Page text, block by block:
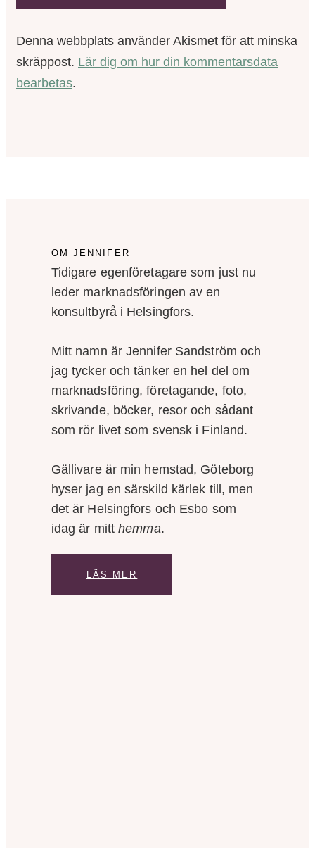
Denna webbplats använder Akismet för att minska
skräppost. Lär dig om hur din kommentarsdata
bearbetas.
OM JENNIFER
Tidigare egenföretagare som just nu
leder marknadsföringen av en
konsultbyrå i Helsingfors.
Mitt namn är Jennifer Sandström och
jag tycker och tänker en hel del om
marknadsföring, företagande, foto,
skrivande, böcker, resor och sådant
som rör livet som svensk i Finland.
Gällivare är min hemstad, Göteborg
hyser jag en särskild kärlek till, men
det är Helsingfors och Esbo som
idag är mitthemma.
LÄS MER